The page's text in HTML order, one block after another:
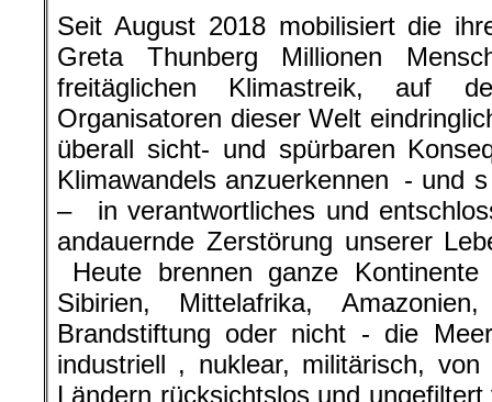
Seit August 2018 mobilisiert die
Greta Thunberg Millionen
freitäglichen Klimastreik, auf
Organisatoren dieser Welt
überall sicht- und spürbaren
Klimawandels anzuerkennen - und
– in verantwortliches und
andauernde Zerstörung unserer
Heute brennen ganze
Sibirien, Mittelafrika,
Brandstiftung oder nicht - die
industriell , nuklear, militärisch,
Ländern rücksichtslos und